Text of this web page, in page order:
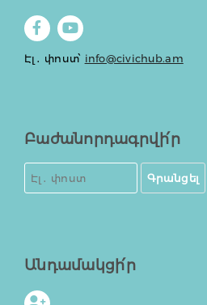
Էլ․ փոստ՝ info@civichub.am
Բաժանորդագրվի՛ր
Գրանցել
Անդամակցի՛ր